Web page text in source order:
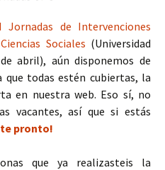
I Jornadas de Intervenciones
Sociales (Universidad
abril), aún disponemos de
que todas estén cubiertas, la
en nuestra web. Eso sí, no
vacantes, así que si estás
pronto!
que ya realizasteis la